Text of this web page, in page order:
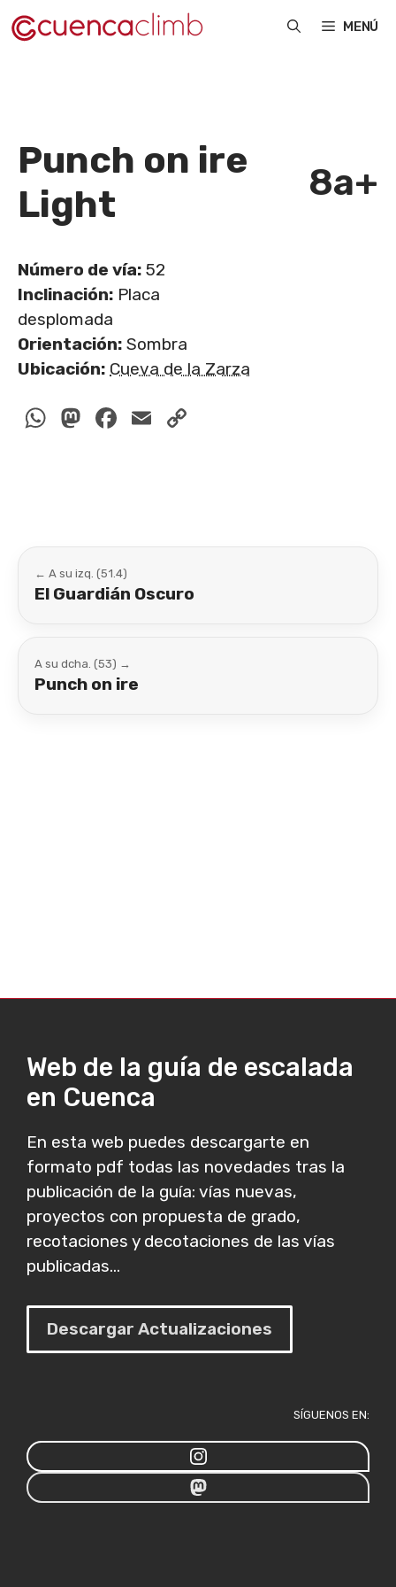
Saltar
al
MENÚ
Punch on ire
Light
8a+
Número de vía: 52
Inclinación: Placa
desplomada
Orientación: Sombra
Ubicación: Cueva de la Zarza
WhatsApp
Mastodon
Facebook
Email
← A su izq. (51.4)
El Guardián Oscuro
A su dcha. (53) →
Punch on ire
Web de la guía de escalada
en Cuenca
En esta web puedes descargarte en
formato pdf todas las novedades tras la
publicación de la guía: vías nuevas,
proyectos con propuesta de grado,
recotaciones y decotaciones de las vías
publicadas...
Descargar Actualizaciones
SÍGUENOS EN: